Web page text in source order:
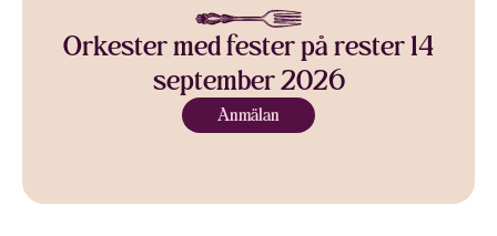
Orkester med fester på rester 14
september 2026
Anmälan